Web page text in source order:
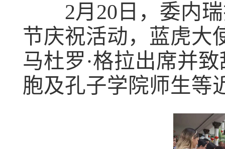
2月 20 日，委内
节庆祝活动，蓝虎大
马杜罗·格拉出席并
胞及孔子学院师生等